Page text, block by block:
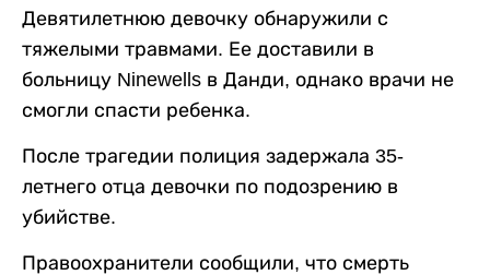
Девятилетнюю девочку обнаружили с
тяжелыми травмами. Ее доставили в
больницу Ninewells в Данди, однако врачи не
смогли спасти ребенка.
После трагедии полиция задержала 35-
летнего отца девочки по подозрению в
убийстве.
Правоохранители сообщили, что смерть